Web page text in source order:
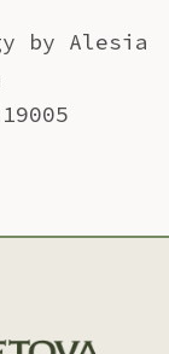
by Alesia